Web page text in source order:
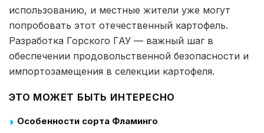
использованию, и местные жители уже могут
попробовать этот отечественный картофель.
Разработка Горского ГАУ — важный шаг в
обеспечении продовольственной безопасности и
импортозамещения в селекции картофеля.
ЭТО МОЖЕТ БЫТЬ ИНТЕРЕСНО
Особенности сорта Фламинго